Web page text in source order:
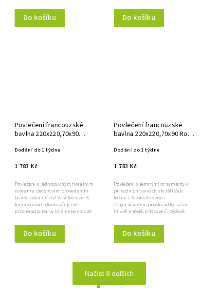
Do košíku Do košíku
Povlečení francouzské
bavlna 220x220,70x90
Dodání do 1 týdne
1 783 Kč
Do košíku
Povlečení s jednoduchým florálním
vzorem a decentním provedením
barev, zvýrazní styl Vaší ložnice. K
tomuto vzoru doporučujeme
prostěradlo barvy bílé nebo vínové.
Povlečení francouzské
bavlna 220x220,70x90 Roma
Dodání do 1 týdne
1 783 Kč
Do košíku
Povlečení s jemnými ornamenty v
přírodních barvách zkrášlí Vaši
ložnici. K tomuto vzoru
doporučujeme prostěradlo barvy
tmavě hnědé, oříškové či béžové.
Načíst 8 dalších